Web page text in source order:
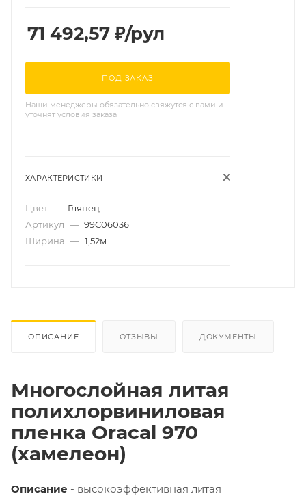
71 492,57 ₽/рул
ПОД ЗАКАЗ
Наши менеджеры обязательно свяжутся с вами и
уточнят условия заказа
ХАРАКТЕРИСТИКИ
Цвет — Глянец
Артикул — 99C06036
Ширина — 1,52м
ОПИСАНИЕ ОТЗЫВЫ ДОКУМЕНТЫ
Многослойная литая
полихлорвиниловая
пленка Oracal 970
(хамелеон)
Описание - высокоэффективная литая